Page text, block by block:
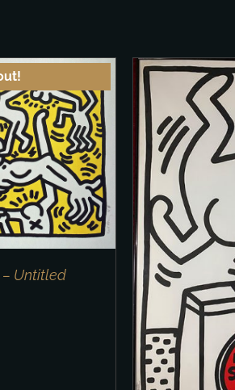
– Untitled
/ DETAILS